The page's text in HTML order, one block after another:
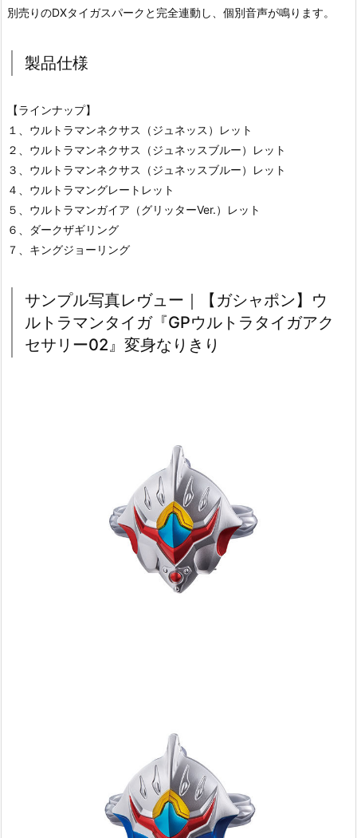
別売りのDXタイガスパークと完全連動し、個別音声が鳴ります。
製品仕様
【ラインナップ】
１、ウルトラマンネクサス（ジュネッス）レット
２、ウルトラマンネクサス（ジュネッスブルー）レット
３、ウルトラマンネクサス（ジュネッスブルー）レット
４、ウルトラマングレートレット
５、ウルトラマンガイア（グリッターVer.）レット
６、ダークザギリング
７、キングジョーリング
サンプル写真レヴュー｜【ガシャポン】ウ
ルトラマンタイガ『GPウルトラタイガアク
セサリー02』変身なりきり